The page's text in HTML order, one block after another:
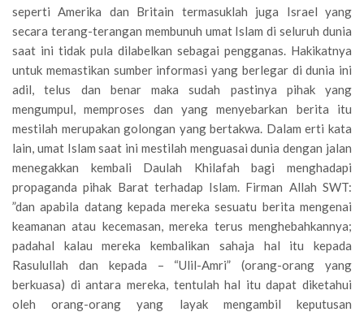
seperti Amerika dan Britain termasuklah juga Israel yang
secara terang-terangan membunuh umat Islam di seluruh dunia
saat ini tidak pula dilabelkan sebagai pengganas. Hakikatnya
untuk memastikan sumber informasi yang berlegar di dunia ini
adil, telus dan benar maka sudah pastinya pihak yang
mengumpul, memproses dan yang menyebarkan berita itu
mestilah merupakan golongan yang bertakwa. Dalam erti kata
lain, umat Islam saat ini mestilah menguasai dunia dengan jalan
menegakkan kembali Daulah Khilafah bagi menghadapi
propaganda pihak Barat terhadap Islam. Firman Allah SWT:
”dan apabila datang kepada mereka sesuatu berita mengenai
keamanan atau kecemasan, mereka terus menghebahkannya;
padahal kalau mereka kembalikan sahaja hal itu kepada
Rasulullah dan kepada – “Ulil-Amri” (orang-orang yang
berkuasa) di antara mereka, tentulah hal itu dapat diketahui
oleh orang-orang yang layak mengambil keputusan